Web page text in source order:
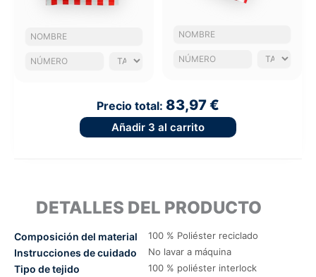
Precio total: 83,97 €
Añadir 3 al carrito
DETALLES DEL PRODUCTO
Composición del material 100 % Poliéster reciclado
Instrucciones de cuidado No lavar a máquina
Tipo de tejido 100 % poliéster interlock